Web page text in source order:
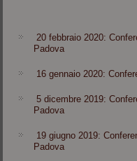
20 febbraio 2020:
Padova
16 gennaio 2020:
5 dicembre 2019:
Padova
19 giugno 2019:
Padova